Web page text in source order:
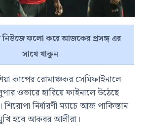
ফলো করে আজকের প্রসঙ্গ এর
সাথে থাকুন
কাপের রোমাঞ্চকর সেমিফাইনালে
ওভারে হারিয়ে ফাইনালে উঠেছে
নির্ধারণী ম্যাচে আজ পাকিস্তান
হবে আকবর আলীরা।